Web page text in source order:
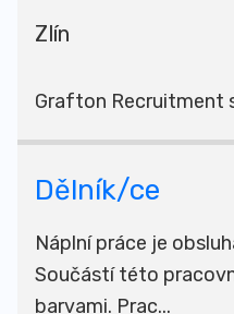
Zlín
Grafton Recruitment
Dělník/ce
Náplní práce je
Součástí této
barvami. Prac...